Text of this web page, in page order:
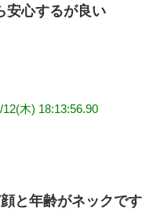
安心するが良い
12(木) 18:13:56.90
と年齢がネックです